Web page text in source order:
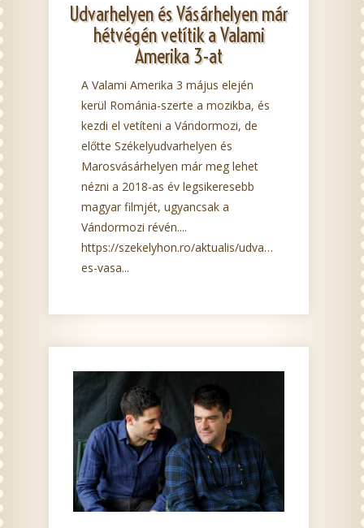
Udvarhelyen és Vásárhelyen már
hétvégén vetítik a Valami
Amerika 3-at
A Valami Amerika 3 május elején
kerül Románia-szerte a mozikba, és
kezdi el vetíteni a Vándormozi, de
előtte Székelyudvarhelyen és
Marosvásárhelyen már meg lehet
nézni a 2018-as év legsikeresebb
magyar filmjét, ugyancsak a
Vándormozi révén....
https://szekelyhon.ro/aktualis/udvarhelyen-
es-vasa...